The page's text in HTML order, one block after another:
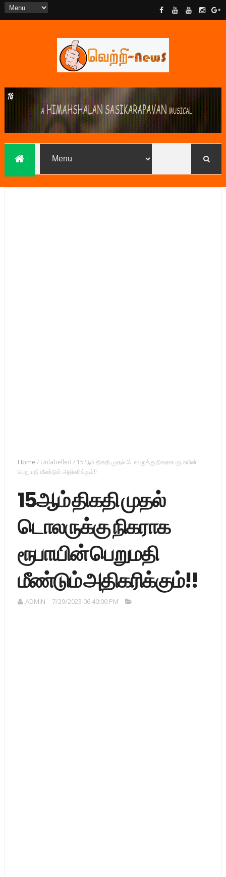
Home /Unlabelled / 15ஆம் திகதி முதல் டொலருக்கு நிகராக ரூபாயின்
பெறுமதி மீண்டும் அதிகரிக்கும்!!
15ஆம் திகதி முதல்
டொலருக்கு நிகராக
ரூபாயின் பெறுமதி
மீண்டும் அதிகரிக்கும்!!
ADMIN 7/29/2023 06:40:00 PM